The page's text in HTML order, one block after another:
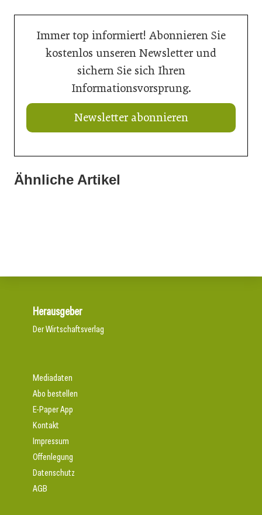
Immer top informiert! Abonnieren Sie
kostenlos unseren Newsletter und
sichern Sie sich Ihren
Informationsvorsprung.
Newsletter abonnieren
Ähnliche Artikel
21. Juli 2026
Herausgeber
Der Wirtschaftsverlag
Mediadaten
Abo bestellen
E-Paper App
Kontakt
Impressum
Offenlegung
Datenschutz
AGB